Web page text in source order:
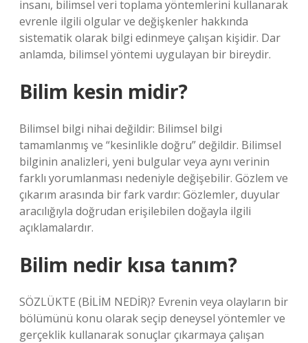
insanı, bilimsel veri toplama yöntemlerini kullanarak
evrenle ilgili olgular ve değişkenler hakkında
sistematik olarak bilgi edinmeye çalışan kişidir. Dar
anlamda, bilimsel yöntemi uygulayan bir bireydir.
Bilim kesin midir?
Bilimsel bilgi nihai değildir: Bilimsel bilgi
tamamlanmış ve “kesinlikle doğru” değildir. Bilimsel
bilginin analizleri, yeni bulgular veya aynı verinin
farklı yorumlanması nedeniyle değişebilir. Gözlem ve
çıkarım arasında bir fark vardır: Gözlemler, duyular
aracılığıyla doğrudan erişilebilen doğayla ilgili
açıklamalardır.
Bilim nedir kısa tanım?
SÖZLÜKTE (BİLİM NEDİR)? Evrenin veya olayların bir
bölümünü konu olarak seçip deneysel yöntemler ve
gerçeklik kullanarak sonuçlar çıkarmaya çalışan